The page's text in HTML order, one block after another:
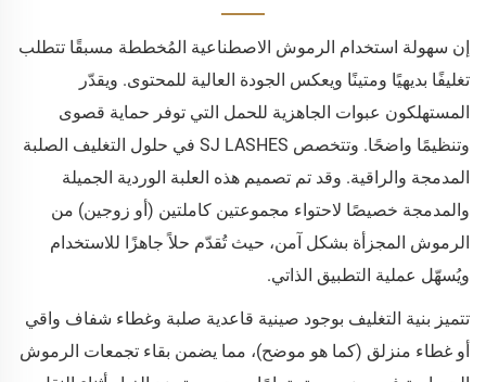
إن سهولة استخدام الرموش الاصطناعية المُخططة مسبقًا تتطلب
تغليفًا بديهيًا ومتينًا ويعكس الجودة العالية للمحتوى. ويقدّر
المستهلكون عبوات الجاهزية للحمل التي توفر حماية قصوى
وتنظيمًا واضحًا. وتتخصص SJ LASHES في حلول التغليف الصلبة
المدمجة والراقية. وقد تم تصميم هذه العلبة الوردية الجميلة
والمدمجة خصيصًا لاحتواء مجموعتين كاملتين (أو زوجين) من
الرموش المجزأة بشكل آمن، حيث تُقدّم حلاً جاهزًا للاستخدام
ويُسهّل عملية التطبيق الذاتي.
تتميز بنية التغليف بوجود صينية قاعدية صلبة وغطاء شفاف واقي
أو غطاء منزلق (كما هو موضح)، مما يضمن بقاء تجمعات الرموش